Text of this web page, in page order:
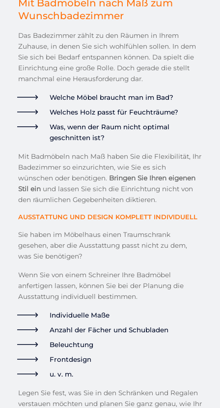
Mit Badmöbeln nach Maß zum
Wunschbadezimmer
Das Badezimmer zählt zu den Räumen in Ihrem
Zuhause, in denen Sie sich wohlfühlen sollen. In dem
Sie sich bei Bedarf entspannen können. Da spielt die
Einrichtung eine große Rolle. Doch gerade die stellt
manchmal eine Herausforderung dar.
Welche Möbel braucht man im Bad?
Welches Holz passt für Feuchträume?
Was, wenn der Raum nicht optimal
geschnitten ist?
Mit Badmöbeln nach Maß haben Sie die Flexibilität, Ihr
Badezimmer so einzurichten, wie Sie es sich
wünschen oder benötigen. Bringen Sie Ihren eigenen
Stil einund lassen Sie sich die Einrichtung nicht von
den räumlichen Gegebenheiten diktieren.
AUSSTATTUNG UND DESIGN KOMPLETT INDIVIDUELL
Sie haben im Möbelhaus einen Traumschrank
gesehen, aber die Ausstattung passt nicht zu dem,
was Sie benötigen?
Wenn Sie von einem Schreiner Ihre Badmöbel
anfertigen lassen, können Sie bei der Planung die
Ausstattung individuell bestimmen.
Individuelle Maße
Anzahl der Fächer und Schubladen
Beleuchtung
Frontdesign
u. v. m.
Legen Sie fest, was Sie in den Schränken und Regalen
verstauen möchten und planen Sie ganz genau, wie Ihr